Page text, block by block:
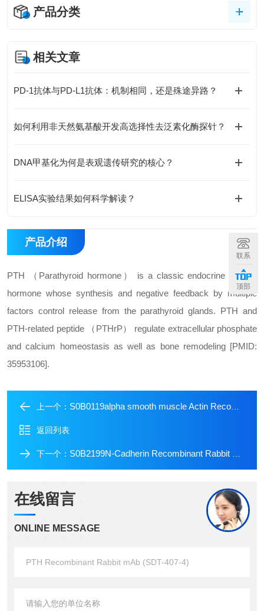
产品分类
相关文章
PD-1抗体与PD-L1抗体：机制相同，还是殊途异路？
如何利用非天然氨基酸开发高选择性去泛素化酶探针？
DNA甲基化为何是表观遗传研究的核心？
ELISA实验结果如何科学解读？
产品介绍
PTH （Parathyroid hormone） is a classic endocrine peptide
hormone whose synthesis and negative feedback by multiple
factors control release from the parathyroid glands. PTH and
PTH-related peptide （PTHrP） regulate extracellular phosphate
and calcium homeostasis as well as bone remodeling [PMID:
35953106].
上一个： S0B0119alpha smooth muscle Actin Recombinant Rabbit mAb (Alexa Fluor? 647 Conjugate) (SDT-132-63)
返回列表
下一个： S0B2199N-Cadherin Recombinant Rabbit mAb (SDT-329-12)
在线留言
ONLINE MESSAGE
联系
顶部